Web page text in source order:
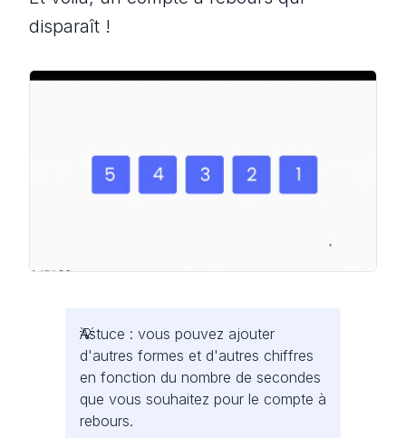
disparaît !
Astuce : vous pouvez ajouter
d'autres formes et d'autres chiffres
en fonction du nombre de secondes
que vous souhaitez pour le compte à
rebours.